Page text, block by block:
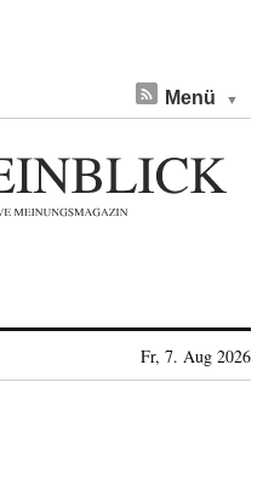
Menü
Fr, 7. Aug 2026